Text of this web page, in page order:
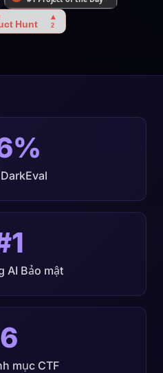
AI Bảo mật
6
mục CTF